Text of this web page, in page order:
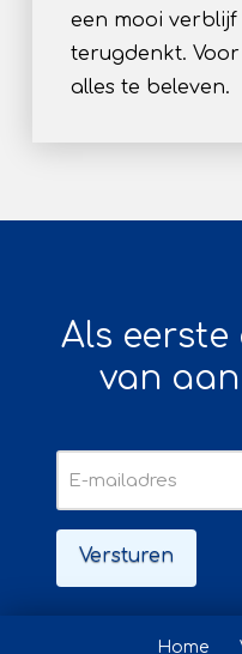
een mooi
terugdenkt.
alles te beleven.
Als
van
Home